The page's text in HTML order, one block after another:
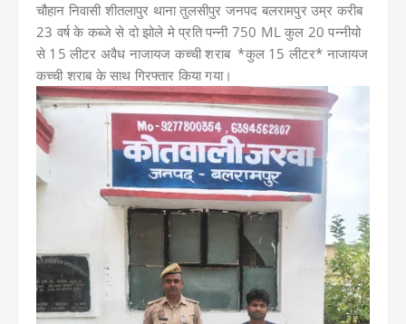
चौहान निवासी शीतलापुर थाना तुलसीपुर जनपद बलरामपुर उम्र करीब
23 वर्ष के कब्जे से दो झोले मे प्रति पन्नी 750 ML कुल 20 पन्नीयो
से 15 लीटर अवैध नाजायज कच्ची शराब *कुल 15 लीटर* नाजायज
कच्ची शराब के साथ गिरफ्तार किया गया।